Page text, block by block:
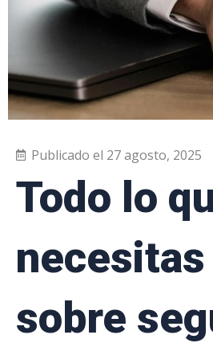
Publicado el 27 agosto, 2025
Todo lo
sobre